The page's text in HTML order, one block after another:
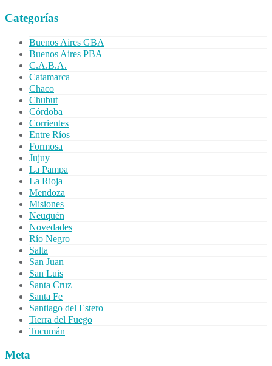
Categorías
Buenos Aires GBA
Buenos Aires PBA
C.A.B.A.
Catamarca
Chaco
Chubut
Córdoba
Corrientes
Entre Ríos
Formosa
Jujuy
La Pampa
La Rioja
Mendoza
Misiones
Neuquén
Novedades
Río Negro
Salta
San Juan
San Luis
Santa Cruz
Santa Fe
Santiago del Estero
Tierra del Fuego
Tucumán
Meta